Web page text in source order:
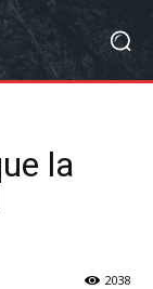
la
2038